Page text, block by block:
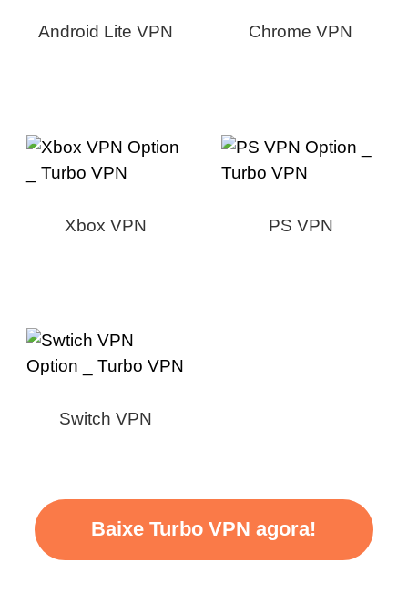
Android Lite VPN Chrome VPN
Xbox VPN PS VPN
Switch VPN
Baixe Turbo VPN agora!